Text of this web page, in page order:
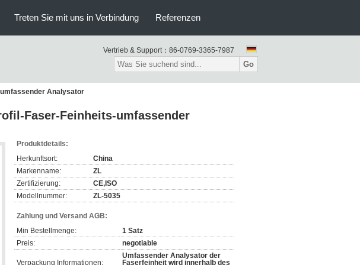
Treten Sie mit uns in Verbindung Referenzen
Vertrieb & Support： 86-0769-3365-7987
Go
Analysator
Faser-Feinheits-umfassender
Produktdetails:
Herkunftsort:
China
Markenname:
ZL
Zertifizierung:
CE,ISO
Modellnummer:
ZL-5035
Zahlung und Versand AGB:
Min Bestellmenge:
1 Satz
Preis:
negotiable
Verpackung Informationen:
Umfassender Analysator der
Faserfeinheit wird innerhalb des